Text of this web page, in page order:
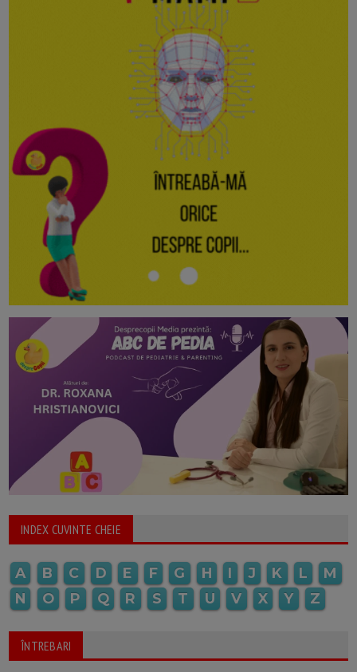
INDEX CUVINTE CHEIE
A B C D E F G H I J K L
M
N
O P Q R S T U V X Y Z
ÎNTREBARI